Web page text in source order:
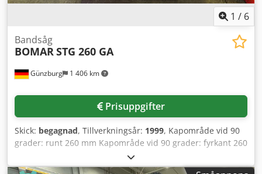
1 / 6
Günzburg 1 406 km
Bandsåg
BOMARSTG 260 GA
Prisuppgifter
Skick: begagnad, Tillverkningsår: 1999, Kapområde vid 90
grader: runt 260 mm Kapområde vid 90 grader: fyrkant 260
x 260 mm Kapområde vid 90 grader: platt 400 x 260 mm
Kapområde vid 45 grader höger: runt 250 mm Kapområde